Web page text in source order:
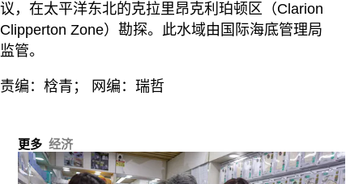
议，在太平洋东北的克拉里昂克利珀顿区（Clarion
Clipperton Zone）勘探。此水域由国际海底管理局
监管。
责编：梒青； 网编：瑞哲
更多 经济